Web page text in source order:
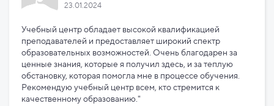
23.01.2024
Учебный центр обладает высокой квалификацией
преподавателей и предоставляет широкий спектр
образовательных возможностей. Очень благодарен за
ценные знания, которые я получил здесь, и за теплую
обстановку, которая помогла мне в процессе обучения.
Рекомендую учебный центр всем, кто стремится к
качественному образованию."